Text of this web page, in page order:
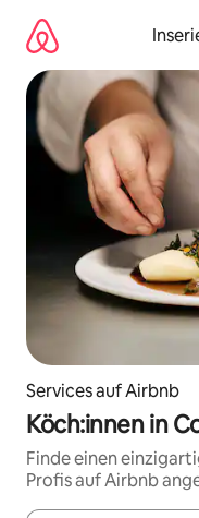
Inhalten
springen
Services auf Airbnb
Köch:innen in
Finde einen
Profis auf Airbnb